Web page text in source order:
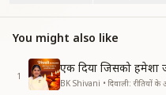
You might also like
1
एक दिया जिसको हमेशा
BK Shivani • दिवाली: रीतियों के